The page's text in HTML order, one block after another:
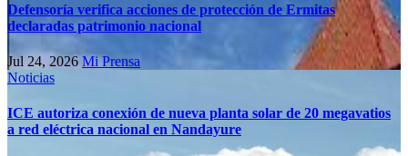
Defensoría verifica acciones de protección de Ermitas
declaradas patrimonio nacional
Jul 24, 2026Mi Prensa
Noticias
ICE autoriza conexión de nueva planta solar de 20 megavatios
a red eléctrica nacional en Nandayure